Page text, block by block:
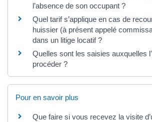
l’absence de son occupant ?
Quel tarif s’applique en cas de
huissier (à présent appelé
dans un litige locatif ?
Quelles sont les saisies auxquelles
procéder ?
Pour en savoir plus
Que faire si vous recevez la visite